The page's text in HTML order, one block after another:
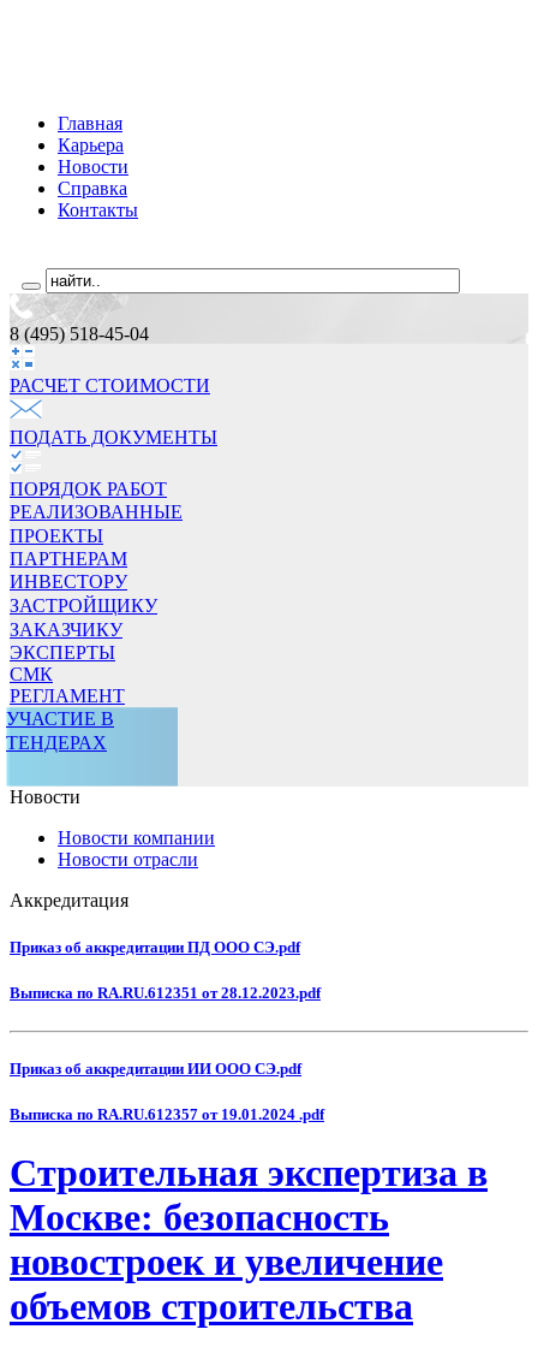
Главная
Карьера
Новости
Справка
Контакты
8 (495) 518-45-04
РАСЧЕТ СТОИМОCТИ
ПОДАТЬ ДОКУМЕНТЫ
ПОРЯДОК РАБОТ
РЕАЛИЗОВАННЫЕ
ПРОЕКТЫ
ПАРТНЕРАМ
ИНВЕСТОРУ
ЗАСТРОЙЩИКУ
ЗАКАЗЧИКУ
ЭКСПЕРТЫ
СМК
РЕГЛАМЕНТ
УЧАСТИЕ В
ТЕНДЕРАХ
Новости
Новости компании
Новости отрасли
Аккредитация
Приказ об аккредитации ПД ООО СЭ.pdf
Выписка по RA.RU.612351 от 28.12.2023.pdf
Приказ об аккредитации ИИ ООО СЭ.pdf
Выписка по RA.RU.612357 от 19.01.2024 .pdf
Строительная экспертиза в
Москве: безопасность
новостроек и увеличение
объемов строительства